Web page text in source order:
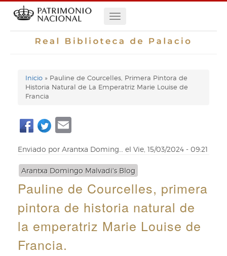
Navegación
principal
Enlaces
de
ayuda
de
navegación
Inicio
Pauline de Courcelles, Primera Pintora de
Historia Natural de La Emperatriz Marie Louise de
Francia
Enviado por Arantxa Doming… el Vie, 15/03/2024 - 09:21
Arantxa Domingo Malvadi's Blog
Pauline de Courcelles, primera
pintora de historia natural de
la emperatriz Marie Louise de
Francia.